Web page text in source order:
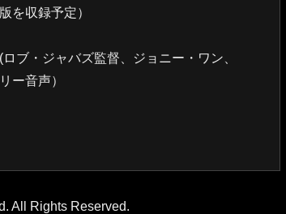
を収録予定）
ブ・ジャバズ監督、ジョニー・ワン、
ー音声）
All Rights Reserved.